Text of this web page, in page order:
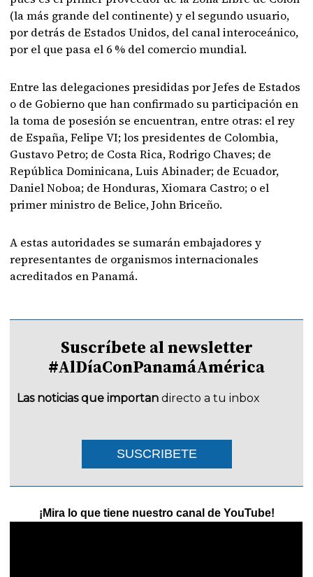
(la más grande del continente) y el segundo usuario,
por detrás de Estados Unidos, del canal interoceánico,
por el que pasa el 6 % del comercio mundial.
Entre las delegaciones presididas por Jefes de Estados
o de Gobierno que han confirmado su participación en
la toma de posesión se encuentran, entre otras: el rey
de España, Felipe VI; los presidentes de Colombia,
Gustavo Petro; de Costa Rica, Rodrigo Chaves; de
República Dominicana, Luis Abinader; de Ecuador,
Daniel Noboa; de Honduras, Xiomara Castro; o el
primer ministro de Belice, John Briceño.
A estas autoridades se sumarán embajadores y
representantes de organismos internacionales
acreditados en Panamá.
Suscríbete al newsletter
#AlDíaConPanamáAmérica
Las noticias que importan directo a tu inbox
SUSCRIBETE
¡Mira lo que tiene nuestro canal de YouTube!